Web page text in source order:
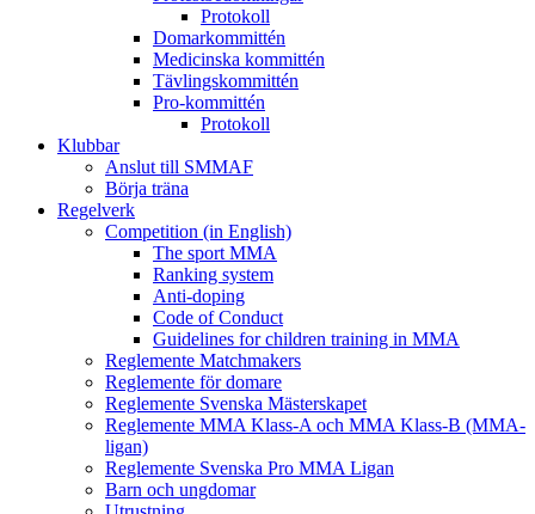
Protokoll
Domarkommittén
Medicinska kommittén
Tävlingskommittén
Pro-kommittén
Protokoll
Klubbar
Anslut till SMMAF
Börja träna
Regelverk
Competition (in English)
The sport MMA
Ranking system
Anti-doping
Code of Conduct
Guidelines for children training in MMA
Reglemente Matchmakers
Reglemente för domare
Reglemente Svenska Mästerskapet
Reglemente MMA Klass-A och MMA Klass-B (MMA-
ligan)
Reglemente Svenska Pro MMA Ligan
Barn och ungdomar